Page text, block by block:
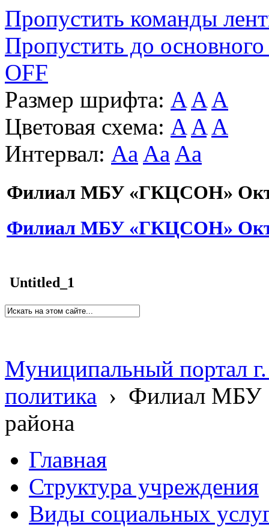
Пропустить команды
Пропустить до основного
OFF
Размер шрифта: A A A
Цветовая схема: A A A
Интервал: Aa Aa Aa
Филиал МБУ «ГКЦСОН»
Филиал МБУ «ГКЦСОН»
Untitled_1
Муниципальный портал
политика › Филиал МБУ
района
Главная
Структура учреждения
Виды социальных